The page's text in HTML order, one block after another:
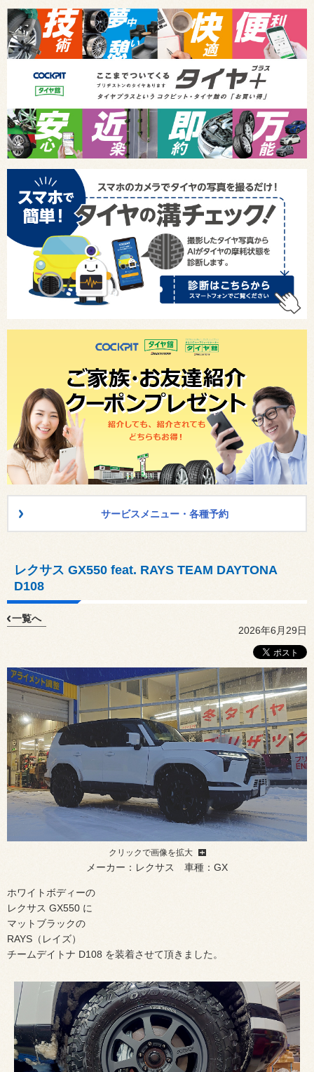
サービスメニュー・各種予約
レクサス GX550 feat. RAYS TEAM DAYTONA
D108
一覧へ
2026年6月29日
クリックで画像を拡大
メーカー：レクサス 車種：GX
ホワイトボディーの
レクサス GX550 に
マットブラックの
RAYS（レイズ）
チームデイトナ D108 を装着させて頂きました。